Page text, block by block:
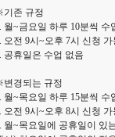
존 규정
월~금요일 하루 10분씩
오전 9시~오후 7시 신청 가
공휴일은 수업 없음
경되는 규정
월~목요일 하루 15분씩
오전 9시~오후 8시 신청 가
월~목요일에 공휴일이 있